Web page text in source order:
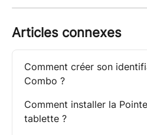
Articles connexes
Comment créer son
Combo ?
Comment installer la
tablette ?